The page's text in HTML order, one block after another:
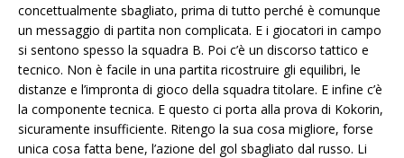
concettualmente sbagliato, prima di tutto perché è comunque
un messaggio di partita non complicata. E i giocatori in campo
si sentono spesso la squadra B. Poi c’è un discorso tattico e
tecnico. Non è facile in una partita ricostruire gli equilibri, le
distanze e l’impronta di gioco della squadra titolare. E infine c’è
la componente tecnica. E questo ci porta alla prova di Kokorin,
sicuramente insufficiente. Ritengo la sua cosa migliore, forse
unica cosa fatta bene, l’azione del gol sbagliato dal russo. Li